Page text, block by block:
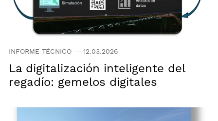
INFORME TÉCNICO — 12.03.2026
La digitalización inteligente del
regadío: gemelos digitales